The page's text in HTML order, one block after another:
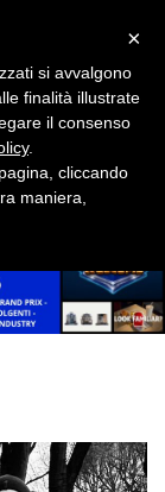
×
si avvalgono
finalità illustrate
il consenso
.
cliccando
maniera,